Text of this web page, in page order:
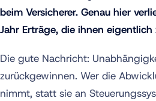
beim Versicherer. Genau hier
Jahr Erträge, die ihnen eigentlich
Die gute Nachricht:
zurückgewinnen. Wer die
nimmt, statt sie an